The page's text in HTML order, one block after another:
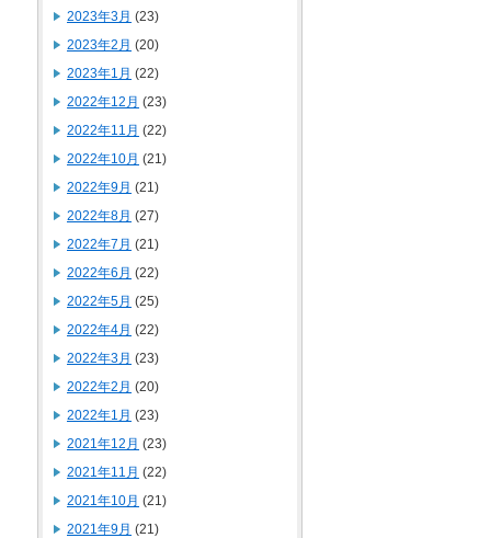
2023年3月 (23)
2023年2月 (20)
2023年1月 (22)
2022年12月 (23)
2022年11月 (22)
2022年10月 (21)
2022年9月 (21)
2022年8月 (27)
2022年7月 (21)
2022年6月 (22)
2022年5月 (25)
2022年4月 (22)
2022年3月 (23)
2022年2月 (20)
2022年1月 (23)
2021年12月 (23)
2021年11月 (22)
2021年10月 (21)
2021年9月 (21)